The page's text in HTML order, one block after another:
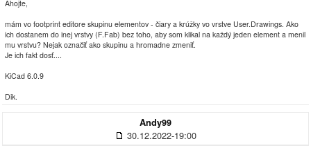
Ahojte,
mám vo footprint editore skupinu elementov - čiary a krúžky vo vrstve User.Drawings. Ako
ich dostanem do inej vrstvy (F.Fab) bez toho, aby som klikal na každý jeden element a menil
mu vrstvu? Nejak označiť ako skupinu a hromadne zmeniť.
Je ich fakt dosť....
KiCad 6.0.9
Dik.
Andy99
30.12.2022-19:00